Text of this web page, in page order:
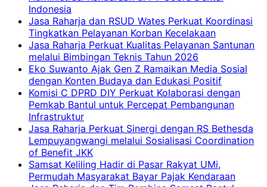
Indonesia
Jasa Raharja dan RSUD Wates Perkuat Koordinasi
Tingkatkan Pelayanan Korban Kecelakaan
Jasa Raharja Perkuat Kualitas Pelayanan Santunan
melalui Bimbingan Teknis Tahun 2026
Eko Suwanto Ajak Gen Z Ramaikan Media Sosial
dengan Konten Budaya dan Edukasi Positif
Komisi C DPRD DIY Perkuat Kolaborasi dengan
Pemkab Bantul untuk Percepat Pembangunan
Infrastruktur
Jasa Raharja Perkuat Sinergi dengan RS Bethesda
Lempuyangwangi melalui Sosialisasi Coordination
of Benefit JKK
Samsat Keliling Hadir di Pasar Rakyat UMi,
Permudah Masyarakat Bayar Pajak Kendaraan